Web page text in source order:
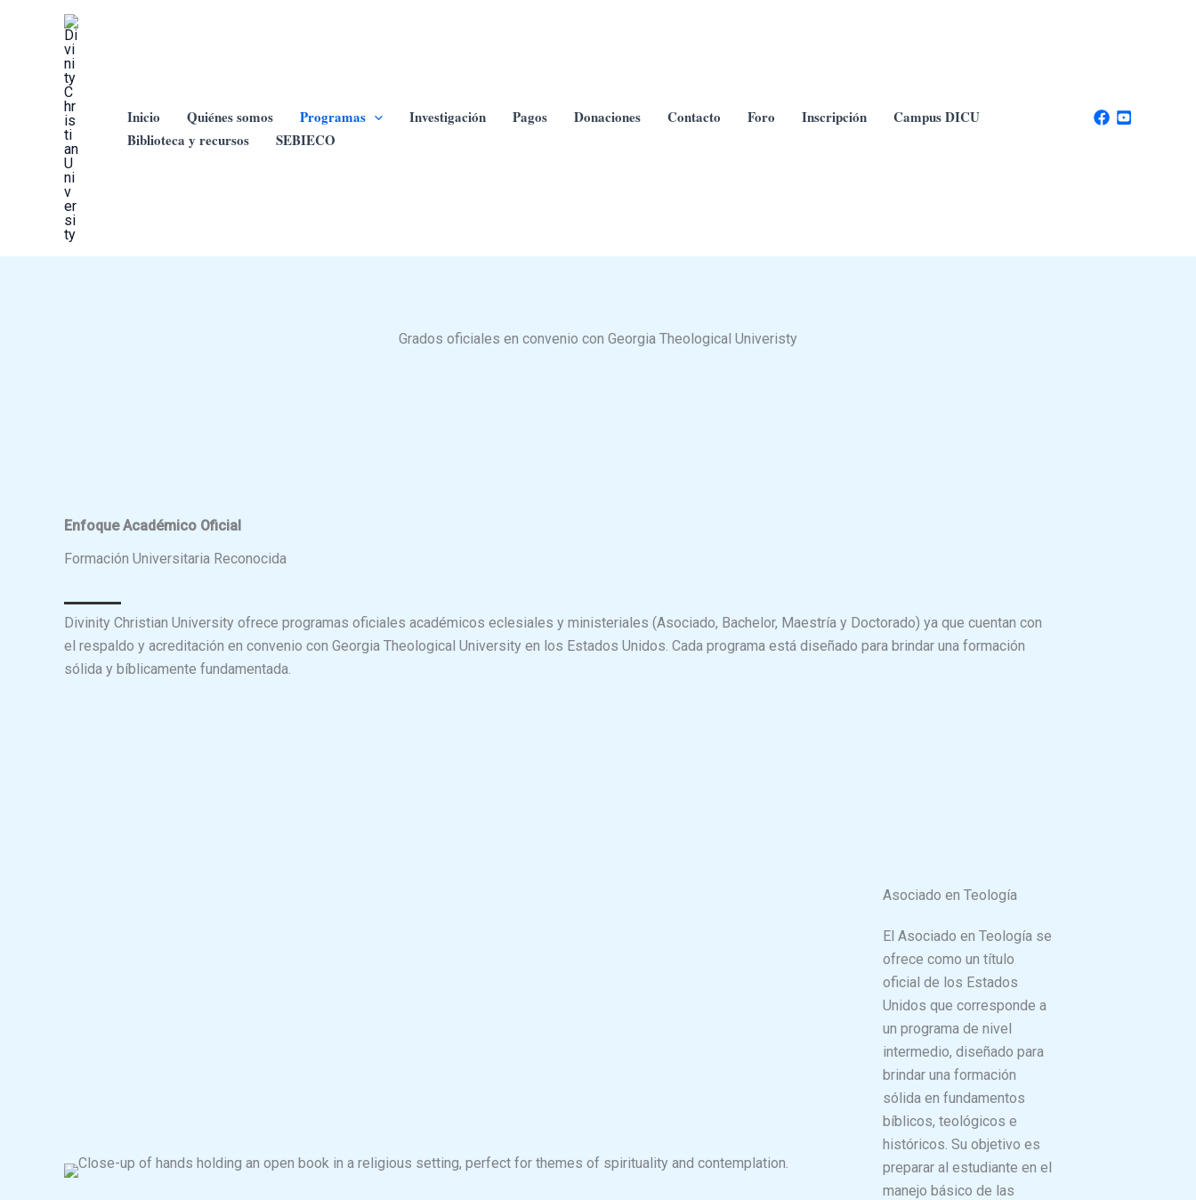
Inicio Quiénes somos Programas Investigación Pagos Donaciones Contacto Foro Inscripción
Campus DICU
Biblioteca y recursos
SEBIECO
Grados oficiales en convenio con Georgia Theological Univeristy
Enfoque Académico Oficial
Formación Universitaria Reconocida
Divinity Christian University ofrece programas oficiales académicos eclesiales y ministeriales (Asociado, Bachelor, Maestría y Doctorado) ya que cuentan con
el respaldo y acreditación en convenio con Georgia Theological University en los Estados Unidos. Cada programa está diseñado para brindar una formación
sólida y bíblicamente fundamentada.
Asociado en Teología
El Asociado en Teología se
ofrece como un título
oficial de los Estados
Unidos que corresponde a
un programa de nivel
intermedio, diseñado para
brindar una formación
sólida en fundamentos
bíblicos, teológicos e
históricos. Su objetivo es
preparar al estudiante en el
manejo básico de las